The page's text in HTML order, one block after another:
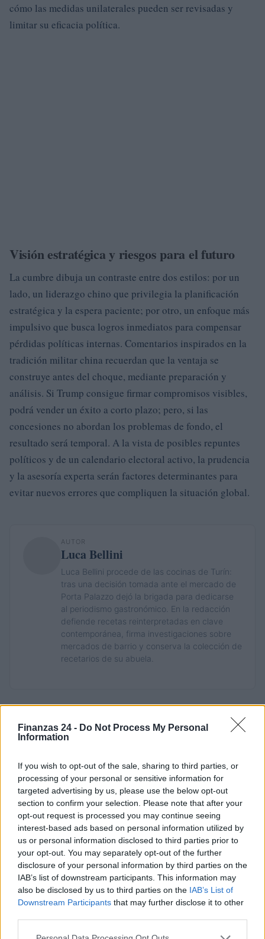
Finanzas 24 - Do Not Process My Personal
Information
If you wish to opt-out of the sale, sharing to third parties, or
processing of your personal or sensitive information for
targeted advertising by us, please use the below opt-out
section to confirm your selection. Please note that after your
opt-out request is processed you may continue seeing
interest-based ads based on personal information utilized by
us or personal information disclosed to third parties prior to
your opt-out. You may separately opt-out of the further
disclosure of your personal information by third parties on the
IAB’s list of downstream participants. This information may
also be disclosed by us to third parties on the IAB’s List of
Downstream Participants that may further disclose it to other
Please note that this website/app uses one or more Google
cómo las medidas unilaterales pueden ser revisadas y
limitar su eficacia política.
Visión estratégica y riesgos para el futuro
La cumbre dibuja un contraste entre dos estilos: por un
lado, un liderazgo chino que privilegia la planificación
estratégica y la espera paciente; por otro, un enfoque más
impulsivo que busca logros inmediatos para compensar
pérdidas políticas internas. Comentarios inspirados en la
tradición militar china recuerdan que la ventaja se
construye antes del choque, mediante preparación y
análisis. Si Trump consigue firmar compromisos visibles,
podrá vender un éxito a corto plazo; pero, si las
concesiones no abordan los problemas de fondo, el
resultado será temporal. A la vista de posibles repuntes
políticos y de un calendario electoral activo, la prudencia
y la asesoría experta serán factores determinantes para
evitar nuevos errores que compliquen la situación global.
AUTOR
Luca Bellini
Luca Bellini procede de las cocinas de Turín:
tras una decisión tomada ante el mercado de
Porta Palazzo dejó la brigada para dedicarse
al periodismo gastronómico. En la redacción
defiende recetas reinterpretadas en clave
contemporánea, firma investigaciones sobre
mercados de barrio y conserva la colección de
recetarios de su abuela.